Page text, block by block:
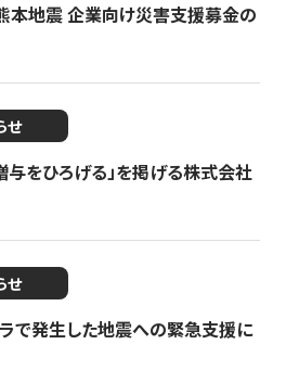
本地震 企業向け災害支援募金の
せ
与をひろげる」を掲げる株式会社
せ
で発生した地震への緊急支援に